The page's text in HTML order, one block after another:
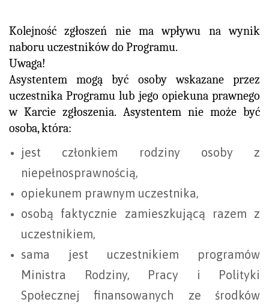
Kolejność zgłoszeń nie ma wpływu na wynik
naboru uczestników do Programu.
Uwaga!
Asystentem mogą być osoby wskazane przez
uczestnika Programu lub jego opiekuna prawnego
w Karcie zgłoszenia. Asystentem nie może być
osoba, która:
jest członkiem rodziny osoby z
niepełnosprawnością,
opiekunem prawnym uczestnika,
osobą faktycznie zamieszkującą razem z
uczestnikiem,
sama jest uczestnikiem programów
Ministra Rodziny, Pracy i Polityki
Społecznej finansowanych ze środków